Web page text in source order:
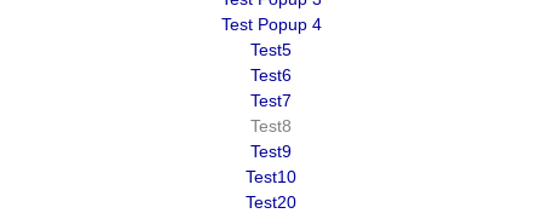
Test Popup 4
Test5
Test6
Test7
Test8
Test9
Test10
Test20